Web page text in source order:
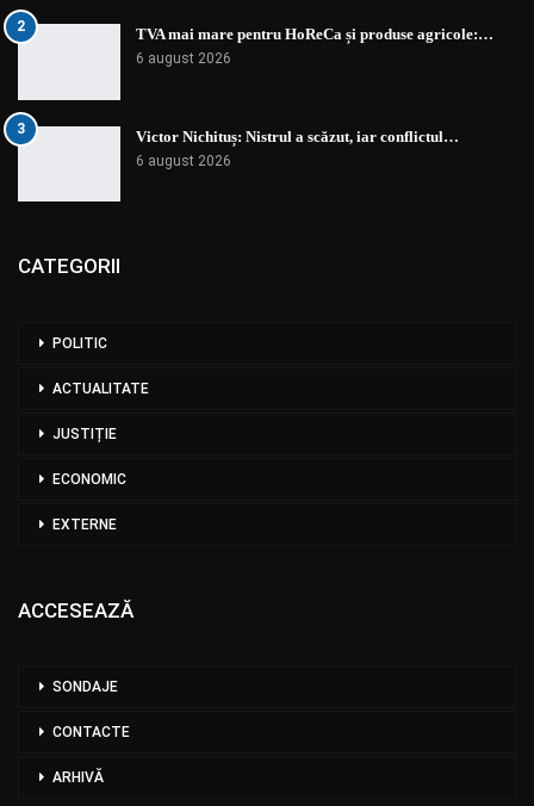
2 TVA mai mare pentru HoReCa și produse agricole:…
6 august 2026
3 Victor Nichituș: Nistrul a scăzut, iar conflictul…
6 august 2026
CATEGORII
POLITIC
ACTUALITATE
JUSTIȚIE
ECONOMIC
EXTERNE
ACCESEAZĂ
SONDAJE
CONTACTE
ARHIVĂ